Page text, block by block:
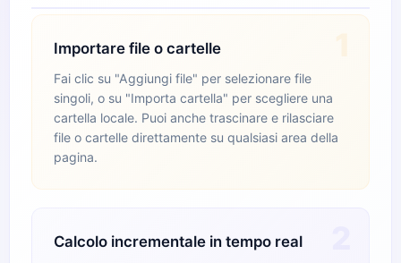
Importare file o cartelle
Fai clic su "Aggiungi file" per selezionare file
singoli, o su "Importa cartella" per scegliere una
cartella locale. Puoi anche trascinare e rilasciare
file o cartelle direttamente su qualsiasi area della
pagina.
Calcolo incrementale in tempo real